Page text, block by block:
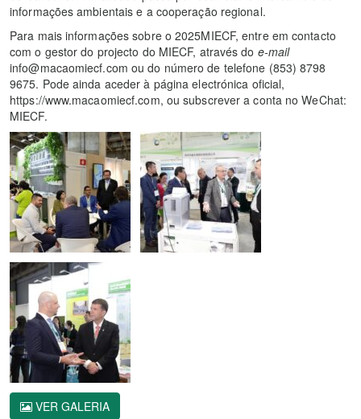
informações ambientais e a cooperação regional.
Para mais informações sobre o 2025MIECF, entre em contacto
com o gestor do projecto do MIECF, através do e-mail
info@macaomiecf.com ou do número de telefone (853) 8798
9675. Pode ainda aceder à página electrónica oficial,
https://www.macaomiecf.com, ou subscrever a conta no WeChat:
MIECF.
VER GALERIA